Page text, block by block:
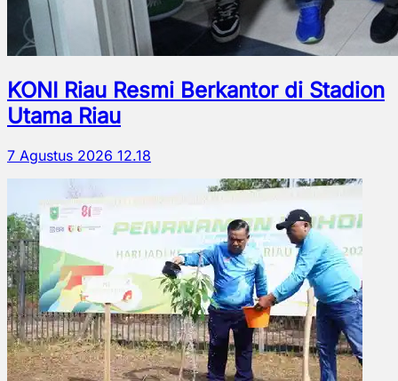
KONI Riau Resmi Berkantor di Stadion
Utama Riau
7 Agustus 2026 12.18